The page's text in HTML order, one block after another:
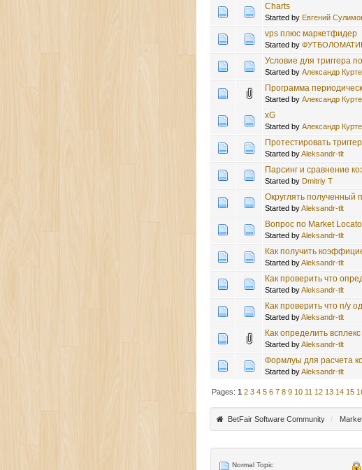
Charts
Started by Евгений
vps плюс маркетфидер
Started by
Условие для триггера
Started byАлександр
Программа
Started byАлександр
xG
Started byАлександр
Протестировать
Started byAleksandr-tlt
Парсинг и сравнение
Started by Dmitriy T
Округлять полученный
Started byAleksandr-tlt
Вопрос по Market
Started byAleksandr-tlt
Как получить
Started byAleksandr-tlt
Как проверить что
Started byAleksandr-tlt
Как проверить что п/у
Started byAleksandr-tlt
Как определить
Started byAleksandr-tlt
Формлуы для расчета
Started byAleksandr-tlt
Pages:1 2 3 4 5 6 7 8 9 10 11 12 13 14 15
BetFair Software Community /
Normal Topic